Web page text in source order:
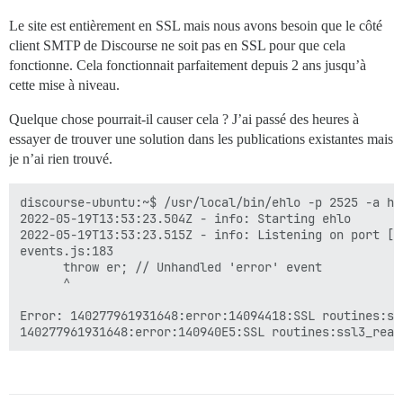
Le site est entièrement en SSL mais nous avons besoin que le côté
client SMTP de Discourse ne soit pas en SSL pour que cela
fonctionne. Cela fonctionnait parfaitement depuis 2 ans jusqu’à
cette mise à niveau.
Quelque chose pourrait-il causer cela ? J’ai passé des heures à
essayer de trouver une solution dans les publications existantes mais
je n’ai rien trouvé.
discourse-ubuntu:~$ /usr/local/bin/ehlo -p 2525 -a
2022-05-19T13:53:23.504Z - info: Starting ehlo
2022-05-19T13:53:23.515Z - info: Listening on port
events.js:183
      throw er; // Unhandled 'error' event
      ^
Error: 140277961931648:error:14094418:SSL